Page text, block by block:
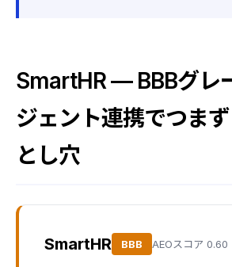
SmartHR — BBBグレ
ジェント連携でつま
とし穴
SmartHR BBB AEOスコア 0.60